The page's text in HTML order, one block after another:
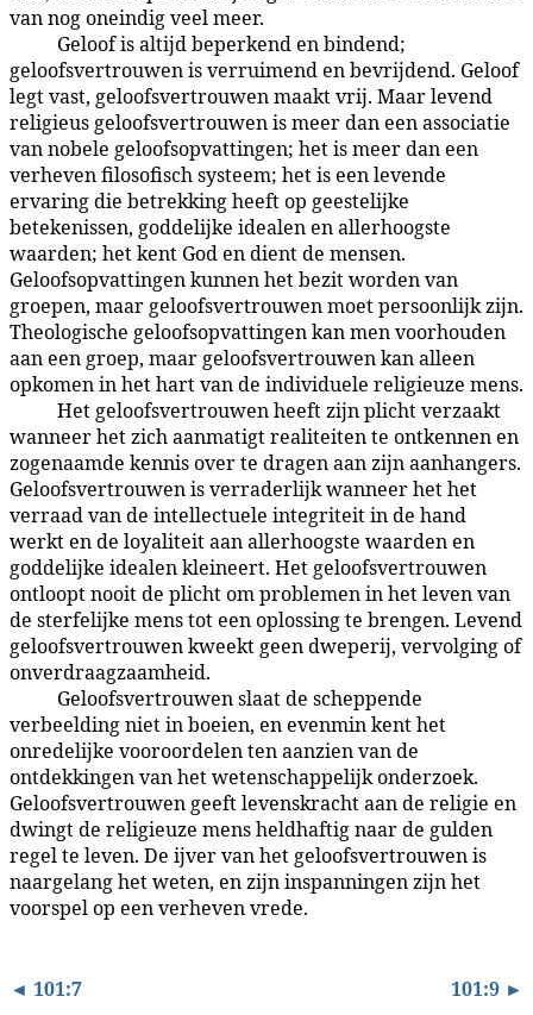
van nog oneindig veel meer.
Geloof is altijd beperkend en bindend;
geloofsvertrouwen is verruimend en bevrijdend. Geloof
legt vast, geloofsvertrouwen maakt vrij. Maar levend
religieus geloofsvertrouwen is meer dan een associatie
van nobele geloofsopvattingen; het is meer dan een
verheven filosofisch systeem; het is een levende
ervaring die betrekking heeft op geestelijke
betekenissen, goddelijke idealen en allerhoogste
waarden; het kent God en dient de mensen.
Geloofsopvattingen kunnen het bezit worden van
groepen, maar geloofsvertrouwen moet persoonlijk zijn.
Theologische geloofsopvattingen kan men voorhouden
aan een groep, maar geloofsvertrouwen kan alleen
opkomen in het hart van de individuele religieuze mens.
Het geloofsvertrouwen heeft zijn plicht verzaakt
wanneer het zich aanmatigt realiteiten te ontkennen en
zogenaamde kennis over te dragen aan zijn aanhangers.
Geloofsvertrouwen is verraderlijk wanneer het het
verraad van de intellectuele integriteit in de hand
werkt en de loyaliteit aan allerhoogste waarden en
goddelijke idealen kleineert. Het geloofsvertrouwen
ontloopt nooit de plicht om problemen in het leven van
de sterfelijke mens tot een oplossing te brengen. Levend
geloofsvertrouwen kweekt geen dweperij, vervolging of
onverdraagzaamheid.
Geloofsvertrouwen slaat de scheppende
verbeelding niet in boeien, en evenmin kent het
onredelijke vooroordelen ten aanzien van de
ontdekkingen van het wetenschappelijk onderzoek.
Geloofsvertrouwen geeft levenskracht aan de religie en
dwingt de religieuze mens heldhaftig naar de gulden
regel te leven. De ijver van het geloofsvertrouwen is
naargelang het weten, en zijn inspanningen zijn het
voorspel op een verheven vrede.
◄ 101:7 101:9 ►